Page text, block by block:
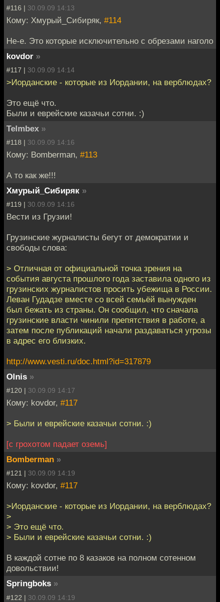
#116 | 30.09.09 14:13
Кому: Хмурый_Сибиряк, #114
Не-е. Это которые исключительно с обрезами наголо
kovdor »
#117 | 30.09.09 14:14
>Иорданские - которые из Иордании, на верблюдах?
Это ещё что.
Были и еврейские казачьи сотни. :)
Telmbex »
#118 | 30.09.09 14:16
Кому: Bomberman, #113
А то как же!!!
Хмурый_Сибиряк »
#119 | 30.09.09 14:16
Вести из Грузии!
Грузинские журналисты бегут от демократии и
свободы слова:
> Отличная от официальной точка зрения на
события августа прошлого года заставила одного из
грузинских журналистов просить убежища в России.
Леван Гудадзе вместе со всей семьёй вынужден
был бежать из страны. Он сообщил, что сначала
грузинские власти чинили препятствия в работе, а
затем после публикаций начали раздаваться угрозы
в адрес его близких.
http://www.vesti.ru/doc.html?id=317879
Olnis »
#120 | 30.09.09 14:17
Кому: kovdor, #117
> Были и еврейские казачьи сотни. :)
[c грохотом падает оземь]
Bomberman »
#121 | 30.09.09 14:19
Кому: kovdor, #117
>Иорданские - которые из Иордании, на верблюдах?
>
> Это ещё что.
> Были и еврейские казачьи сотни. :)
В каждой сотне по 8 казаков на полном сотенном
довольствии!
Springboks »
#122 | 30.09.09 14:19